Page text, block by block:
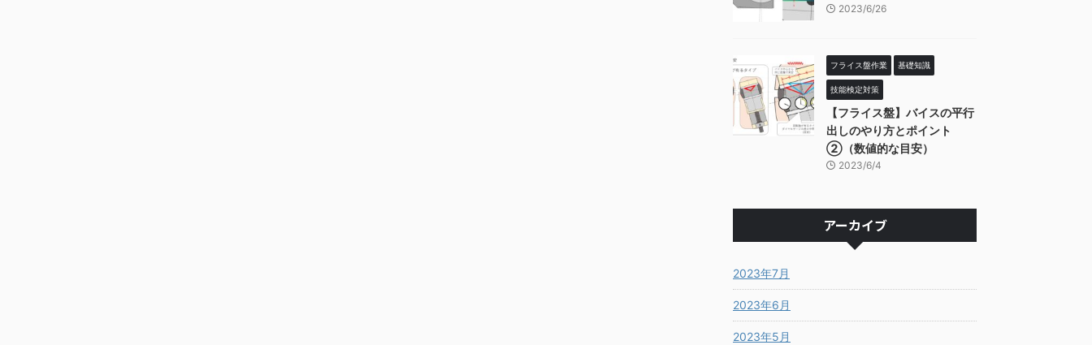
2023/6/26
フライス盤作業 基礎知識
技能検定対策
【フライス盤】バイスの平行
出しのやり方とポイント
②（数値的な目安）
2023/6/4
アーカイブ
2023年7月
2023年6月
2023年5月